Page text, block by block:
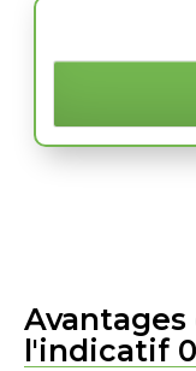
l'indicatif